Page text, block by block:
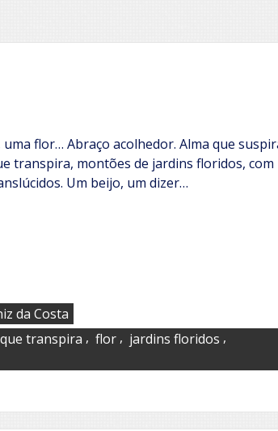
flor… Abraço acolhedor. Alma que
transpira, montões de jardins floridos, com
Um beijo, um dizer…
da Costa
transpira , flor , jardins floridos ,